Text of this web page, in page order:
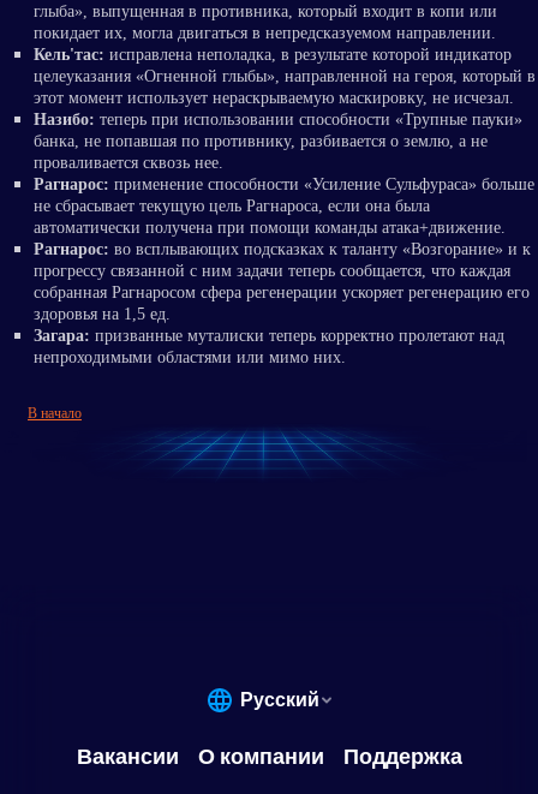
глыба», выпущенная в противника, который входит в копи или
покидает их, могла двигаться в непредсказуемом направлении.
Кель'тас: исправлена неполадка, в результате которой индикатор
целеуказания «Огненной глыбы», направленной на героя, который в
этот момент использует нераскрываемую маскировку, не исчезал.
Назибо: теперь при использовании способности «Трупные пауки»
банка, не попавшая по противнику, разбивается о землю, а не
проваливается сквозь нее.
Рагнарос: применение способности «Усиление Сульфураса» больше
не сбрасывает текущую цель Рагнароса, если она была
автоматически получена при помощи команды атака+движение.
Рагнарос: во всплывающих подсказках к таланту «Возгорание» и к
прогрессу связанной с ним задачи теперь сообщается, что каждая
собранная Рагнаросом сфера регенерации ускоряет регенерацию его
здоровья на 1,5 ед.
Загара: призванные муталиски теперь корректно пролетают над
непроходимыми областями или мимо них.
В начало